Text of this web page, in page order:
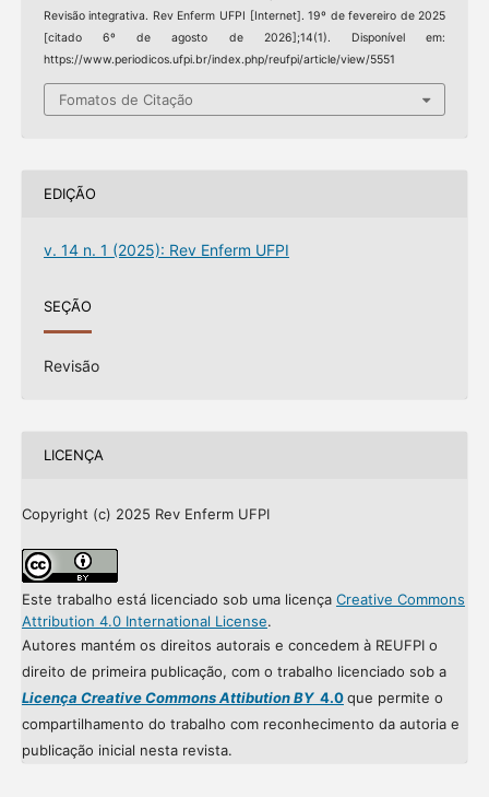
Revisão integrativa. Rev Enferm UFPI [Internet]. 19º de fevereiro de 2025
[citado 6º de agosto de 2026];14(1). Disponível em:
https://www.periodicos.ufpi.br/index.php/reufpi/article/view/5551
Fomatos de Citação
EDIÇÃO
v. 14 n. 1 (2025): Rev Enferm UFPI
SEÇÃO
Revisão
LICENÇA
Copyright (c) 2025 Rev Enferm UFPI
Este trabalho está licenciado sob uma licença Creative Commons
Attribution 4.0 International License.
Autores mantém os direitos autorais e concedem à REUFPI o
direito de primeira publicação, com o trabalho licenciado sob a
Licença Creative Commons Attibution BY4.0que permite o
compartilhamento do trabalho com reconhecimento da autoria e
publicação inicial nesta revista.